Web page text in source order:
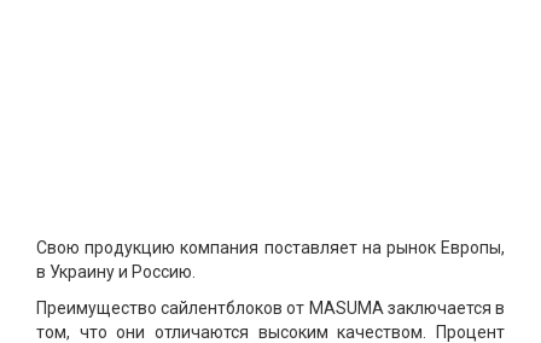
Свою продукцию компания поставляет на рынок Европы,
в Украину и Россию.
Преимущество сайлентблоков от MASUMA заключается в
том, что они отличаются высоким качеством. Процент